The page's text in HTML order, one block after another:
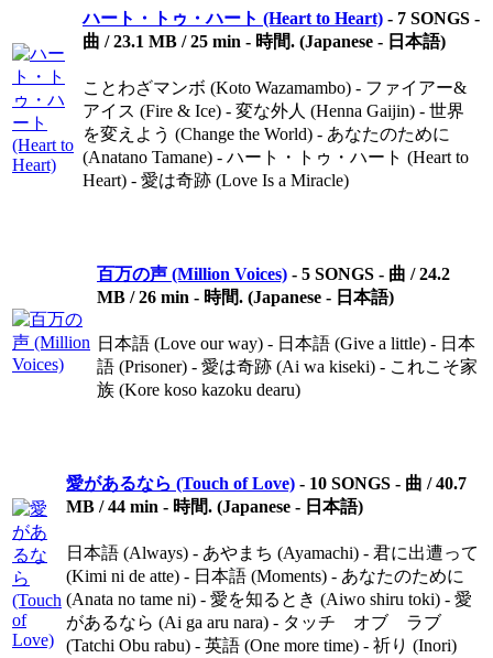
ハート・トゥ・ハート (Heart to Heart) - 7 SONGS -
曲 / 23.1 MB / 25 min - 時間. (Japanese - 日本語)
ことわざマンボ (Koto Wazamambo) - ファイアー&
アイス (Fire & Ice) - 変な外人 (Henna Gaijin) - 世界
を変えよう (Change the World) - あなたのために
(Anatano Tamane) - ハート・トゥ・ハート (Heart to
Heart) - 愛は奇跡 (Love Is a Miracle)
百万の声 (Million Voices) - 5 SONGS - 曲 / 24.2
MB / 26 min - 時間. (Japanese - 日本語)
日本語 (Love our way) - 日本語 (Give a little) - 日本
語 (Prisoner) - 愛は奇跡 (Ai wa kiseki) - これこそ家
族 (Kore koso kazoku dearu)
愛があるなら (Touch of Love) - 10 SONGS - 曲 / 40.7
MB / 44 min - 時間. (Japanese - 日本語)
日本語 (Always) - あやまち (Ayamachi) - 君に出遭って
(Kimi ni de atte) - 日本語 (Moments) - あなたのために
(Anata no tame ni) - 愛を知るとき (Aiwo shiru toki) - 愛
があるなら (Ai ga aru nara) - タッチ オブ ラブ
(Tatchi Obu rabu) - 英語 (One more time) - 祈り (Inori)